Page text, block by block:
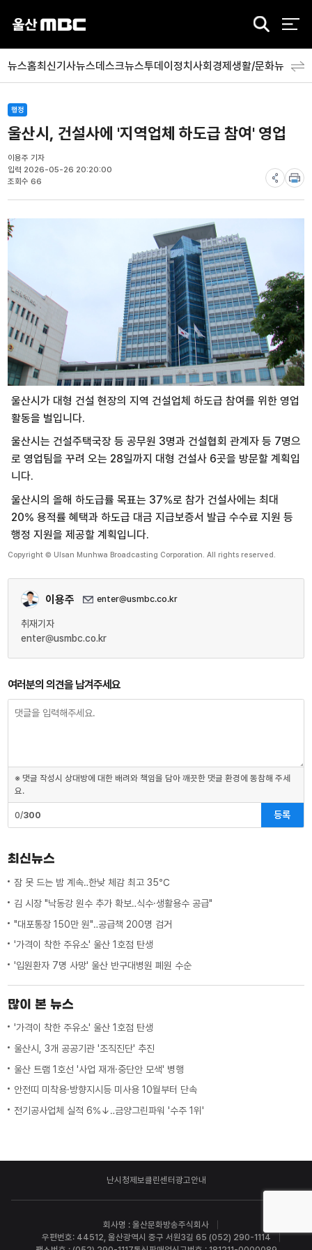
검
뉴스홈최신기사뉴스데스크뉴스투데이정치사회경제생활/문화뉴스특
행정
울산시, 건설사에 '지역업체 하도급 참여' 영업
이용주 기자
입력 2026-05-26 20:20:00
조회수 66
울산시가 대형 건설 현장의 지역 건설업체 하도급 참여를 위한 영업
활동을 벌입니다.
울산시는 건설주택국장 등 공무원 3명과 건설협회 관계자 등 7명으
로 영업팀을 꾸려 오는 28일까지 대형 건설사 6곳을 방문할 계획입
니다.
울산시의 올해 하도급률 목표는 37%로 참가 건설사에는 최대
20% 용적률 혜택과 하도급 대금 지급보증서 발급 수수료 지원 등
행정 지원을 제공할 계획입니다.
Copyright © Ulsan Munhwa Broadcasting Corporation. All rights reserved.
이용주 enter@usmbc.co.kr
취재기자
enter@usmbc.co.kr
여러분의 의견을 남겨주세요
※ 댓글 작성시 상대방에 대한 배려와 책임을 담아 깨끗한 댓글 환경에 동참해 주세
요.
0/300 등록
최신뉴스
잠 못 드는 밤 계속‥한낮 체감 최고 35℃
김 시장 "낙동강 원수 추가 확보‥식수·생활용수 공급"
"대포통장 150만 원"‥공급책 200명 검거
'가격이 착한 주유소' 울산 1호점 탄생
'입원환자 7명 사망' 울산 반구대병원 폐원 수순
많이 본 뉴스
'가격이 착한 주유소' 울산 1호점 탄생
울산시, 3개 공공기관 '조직진단' 추진
울산 트램 1호선 '사업 재개·중단안 모색' 병행
안전띠 미착용·방향지시등 미사용 10월부터 단속
전기공사업체 실적 6%↓‥금양그린파워 '수주 1위'
난시청제보클린센터광고안내
회사명 : 울산문화방송주식회사
우편번호: 44512, 울산광역시 중구 서원3길 65 (052) 290-1114